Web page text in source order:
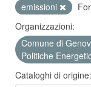
emissioni
Organizzazioni:
Comune di
Politiche
Cataloghi di origine: